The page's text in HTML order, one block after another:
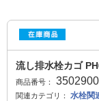
流し排水栓カゴ
商品番号： 3502900
関連カテゴリ： 水栓関